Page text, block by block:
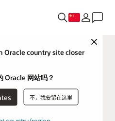
Close
Oracle country site closer
Oracle 网站吗？
不，我要留在这里
AI Agent 助